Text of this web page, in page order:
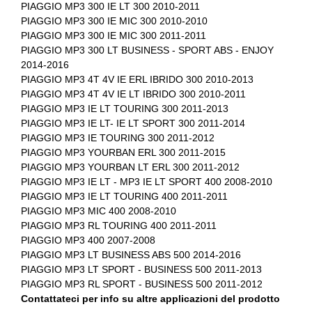
PIAGGIO MP3 300 IE LT 300 2010-2011
PIAGGIO MP3 300 IE MIC 300 2010-2010
PIAGGIO MP3 300 IE MIC 300 2011-2011
PIAGGIO MP3 300 LT BUSINESS - SPORT ABS - ENJOY
2014-2016
PIAGGIO MP3 4T 4V IE ERL IBRIDO 300 2010-2013
PIAGGIO MP3 4T 4V IE LT IBRIDO 300 2010-2011
PIAGGIO MP3 IE LT TOURING 300 2011-2013
PIAGGIO MP3 IE LT- IE LT SPORT 300 2011-2014
PIAGGIO MP3 IE TOURING 300 2011-2012
PIAGGIO MP3 YOURBAN ERL 300 2011-2015
PIAGGIO MP3 YOURBAN LT ERL 300 2011-2012
PIAGGIO MP3 IE LT - MP3 IE LT SPORT 400 2008-2010
PIAGGIO MP3 IE LT TOURING 400 2011-2011
PIAGGIO MP3 MIC 400 2008-2010
PIAGGIO MP3 RL TOURING 400 2011-2011
PIAGGIO MP3 400 2007-2008
PIAGGIO MP3 LT BUSINESS ABS 500 2014-2016
PIAGGIO MP3 LT SPORT - BUSINESS 500 2011-2013
PIAGGIO MP3 RL SPORT - BUSINESS 500 2011-2012
Contattateci per info su altre applicazioni del prodotto